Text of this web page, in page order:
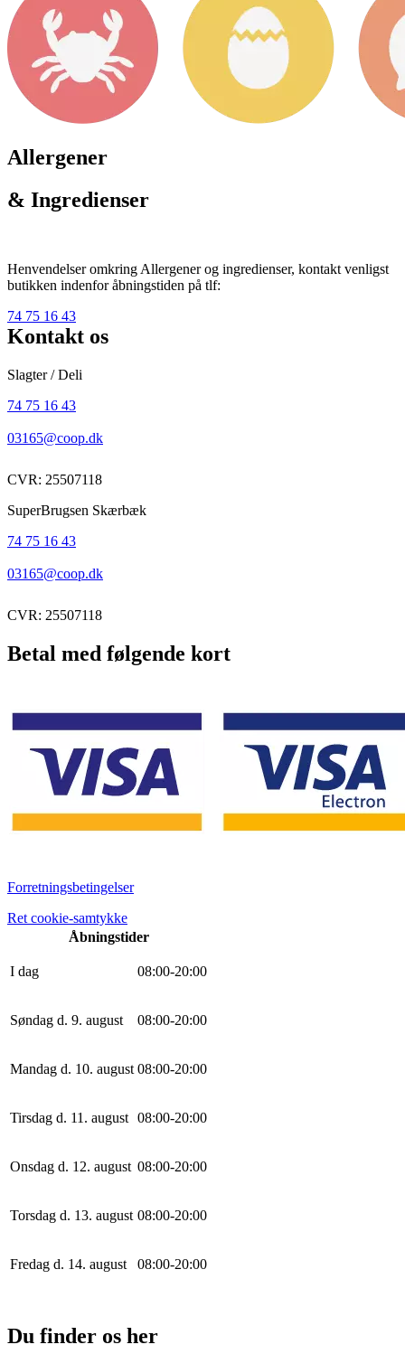
Allergener
& Ingredienser
Henvendelser omkring Allergener og ingredienser, kontakt venligst
butikken indenfor åbningstiden på tlf:
74 75 16 43
Kontakt os
Slagter / Deli
74 75 16 43
03165@coop.dk
CVR: 25507118
SuperBrugsen Skærbæk
74 75 16 43
03165@coop.dk
CVR: 25507118
Betal med følgende kort
Forretningsbetingelser
Ret cookie-samtykke
Åbningstider
I dag 08:00-20:00
Søndag d. 9. august 08:00-20:00
Mandag d. 10. august 08:00-20:00
Tirsdag d. 11. august 08:00-20:00
Onsdag d. 12. august 08:00-20:00
Torsdag d. 13. august 08:00-20:00
Fredag d. 14. august 08:00-20:00
Du finder os her